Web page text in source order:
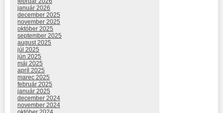
január 2026
december 2025
november 2025
október 2025
september 2025
august 2025
júl 2025
jún 2025
máj 2025
apríl 2025
marec 2025
február 2025
január 2025
december 2024
november 2024